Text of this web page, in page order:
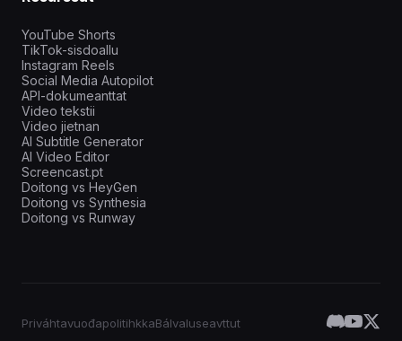
YouTube Shorts
TikTok-sisdoallu
Instagram Reels
Social Media Autopilot
API-dokumeanttat
Video tekstii
Video jietnan
AI Subtitle Generator
AI Video Editor
Screencast.pt
Doitong vs HeyGen
Doitong vs Synthesia
Doitong vs Runway
PriváhtavuođapolitihkkaBálvaluseavttut